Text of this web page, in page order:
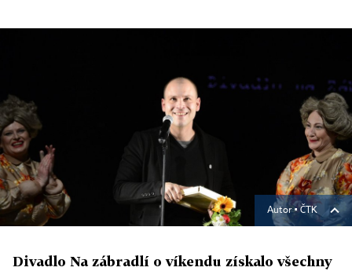
Autor ▪ČTK
Divadlo Na zábradlí o víkendu získalo všechny